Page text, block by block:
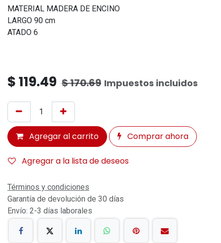
MATERIAL MADERA DE ENCINO
LARGO 90 cm
ATADO 6
$119.49 $170.69 Impuestos incluidos
Agregar al carrito Comprar ahora
Agregar a la lista de deseos
Términos y condiciones
Garantía de devolución de 30 días
Envío: 2-3 días laborales